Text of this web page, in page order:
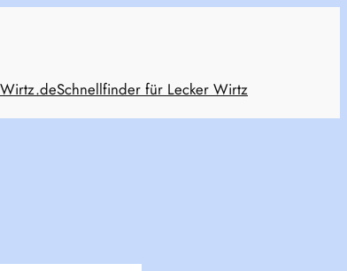
Schnellfinder für Lecker Wirtz